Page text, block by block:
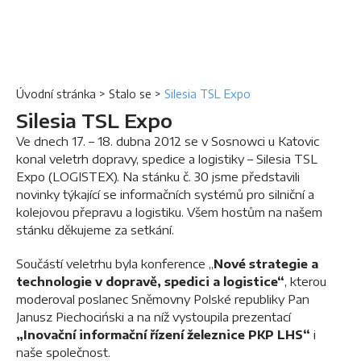
Úvodní stránka > Stalo se > Silesia TSL Expo
Silesia TSL Expo
Ve dnech 17. – 18. dubna 2012 se v Sosnowci u Katovic
konal veletrh dopravy, spedice a logistiky – Silesia TSL
Expo (LOGISTEX). Na stánku č. 30 jsme představili
novinky týkající se informačních systémů pro silniční a
kolejovou přepravu a logistiku. Všem hostům na našem
stánku děkujeme za setkání.
Součástí veletrhu byla konference „Nové strategie a
technologie v dopravě, spedici a logistice“, kterou
moderoval poslanec Sněmovny Polské republiky Pan
Janusz Piechociński a na níž vystoupila prezentací
„Inovační informační řízení železnice PKP LHS“ i
naše společnost.